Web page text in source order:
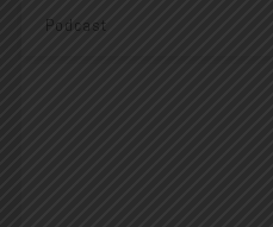
Podcast